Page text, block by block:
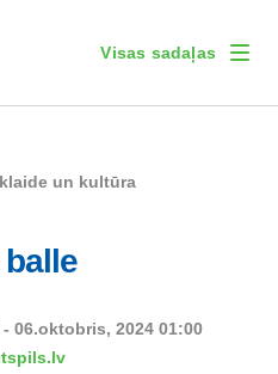
Visas sadaļas
un kultūra
06.oktobris, 2024 01:00